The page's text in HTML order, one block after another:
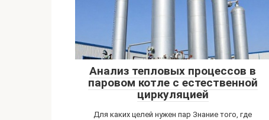
Анализ тепловых процессов в
паровом котле с естественной
циркуляцией
Для каких целей нужен пар Знание того, где